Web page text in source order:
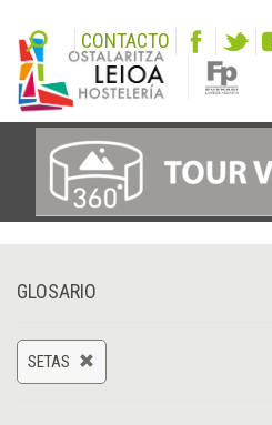
CONTACTO
GLOSARIO
SETAS